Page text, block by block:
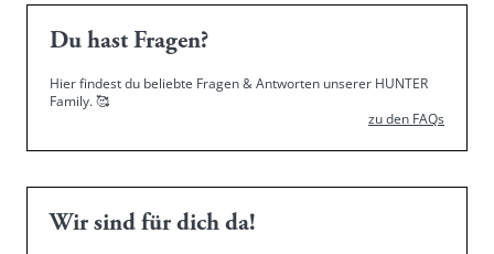
Du hast Fragen?
Hier findest du beliebte Fragen & Antworten unserer HUNTER
Family.🥰
zu den FAQs
Wir sind für dich da!